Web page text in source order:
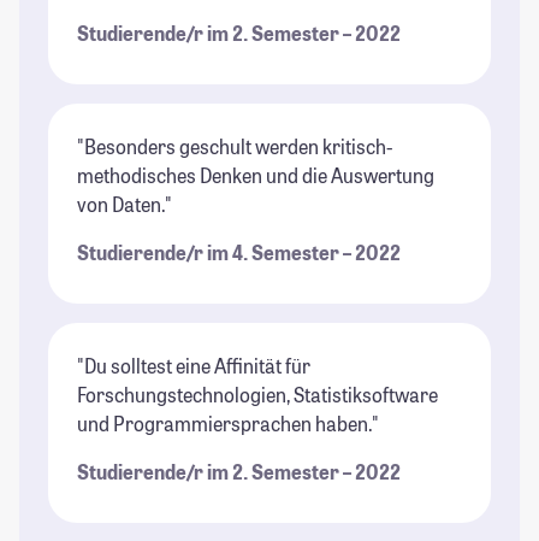
Studierende/r im 2. Semester – 2022
"Besonders geschult werden kritisch-
methodisches Denken und die Auswertung
von Daten."
Studierende/r im 4. Semester – 2022
"Du solltest eine Affinität für
Forschungstechnologien, Statistiksoftware
und Programmiersprachen haben."
Studierende/r im 2. Semester – 2022